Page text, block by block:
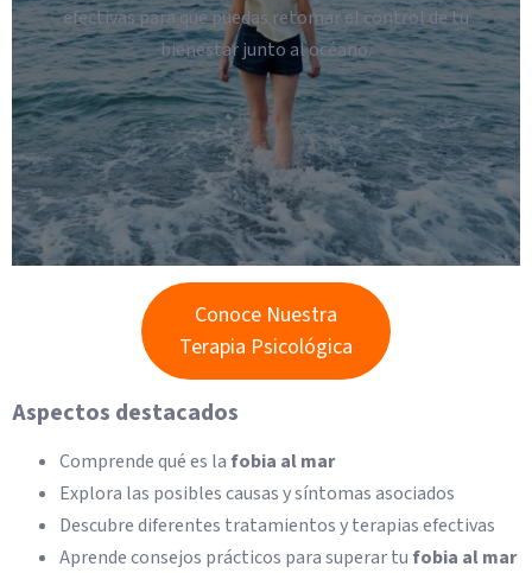
efectivas para que puedas retomar el control de tu
bienestar junto al océano.
Conoce Nuestra
Terapia Psicológica
Aspectos destacados
Comprende qué es la fobia al mar
Explora las posibles causas y síntomas asociados
Descubre diferentes tratamientos y terapias efectivas
Aprende consejos prácticos para superar tu fobia al mar